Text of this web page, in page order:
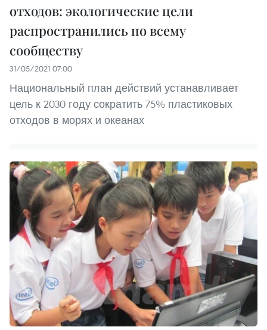
отходов: экологические цели
распространились по всему
сообществу
31/05/2021 07:00
Национальный план действий устанавливает
цель к 2030 году сократить 75% пластиковых
отходов в морях и океанах